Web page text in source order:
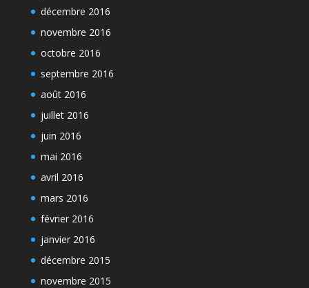
décembre 2016
novembre 2016
octobre 2016
septembre 2016
août 2016
juillet 2016
juin 2016
mai 2016
avril 2016
mars 2016
février 2016
janvier 2016
décembre 2015
novembre 2015